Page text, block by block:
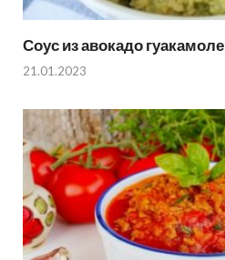
Соус из авокадо гуакамоле
21.01.2023